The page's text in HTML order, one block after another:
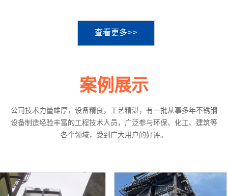
查看更多>>
案例展示
公司技术力量雄厚，设备精良，工艺精湛，有一批从事多年不锈钢
设备制造经验丰富的工程技术人员，广泛参与环保、化工、建筑等
各个领域，受到广大用户的好评。